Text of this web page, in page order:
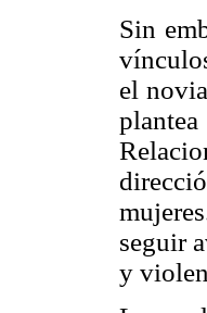
Sin
el
seguir
y